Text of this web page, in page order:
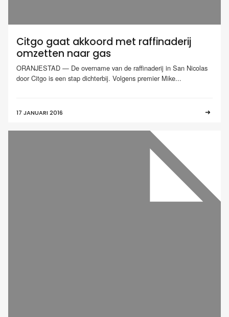
Citgo gaat akkoord met raffinaderij
omzetten naar gas
ORANJESTAD — De overname van de raffinaderij in San Nicolas
door Citgo is een stap dichterbij. Volgens premier Mike...
17 JANUARI 2016